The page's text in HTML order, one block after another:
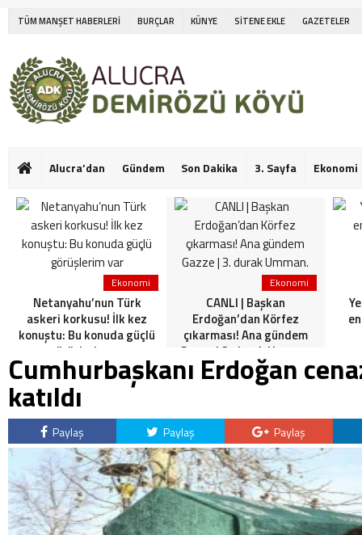
TÜM MANŞET HABERLERİ BURÇLAR KÜNYE SİTENE EKLE GAZETELER
Alucra’dan Gündem Son Dakika 3. Sayfa Ekonomi
Ekonomi
Netanyahu’nun Türk
askeri korkusu! İlk kez
konuştu: Bu konuda güçlü
görüşlerim var
Ekonomi
CANLI | Başkan
Erdoğan’dan Körfez
çıkarması! Ana gündem
Gazze | 3. durak Umman.
Cumhurbaşkanı Erdoğan
katıldı
Paylaş Paylaş Paylaş